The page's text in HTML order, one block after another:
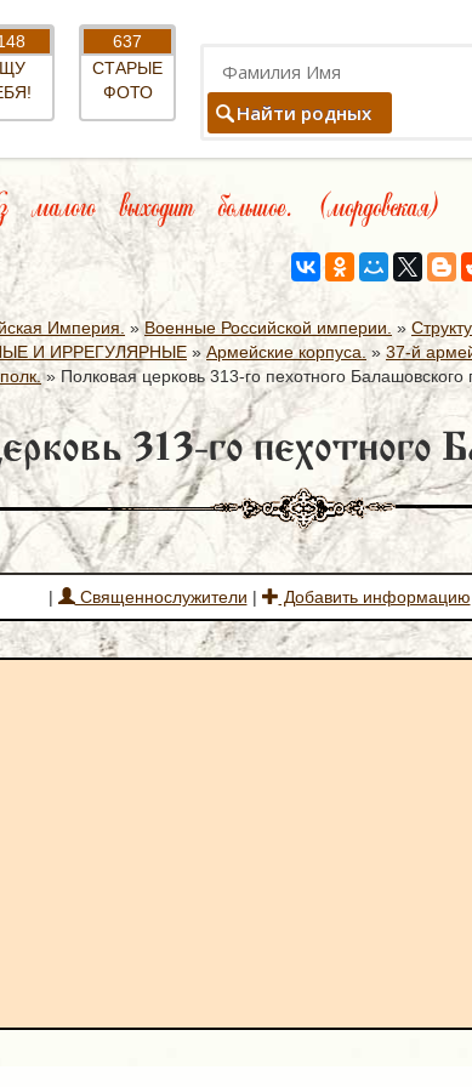
637
СТАРЫЕ
ФОТО
Найти родных
выходит большое. (мордовская)
Империя. »Военные Российской империи. »
И ИРРЕГУЛЯРНЫЕ » Армейские корпуса. » 37-й
» Полковая церковь 313-го пехотного Балашовского
313-го пехотного
| Священнослужители | Добавить информацию